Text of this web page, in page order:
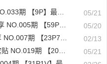
9P】最新至：2023.8.2
05/21
期 【59P4V】
05/20
】最新至：2025.1.23
02/13
20P】最新至：2023.6.16
05/21